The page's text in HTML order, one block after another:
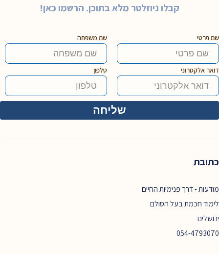
קבלו ניוזלטר מלא בתוכן. הרשמו כאן!
שם פרטי שם משפחה
דואר אלקטרוני טלפון
כתובת
מודעות - דרך פנימיות החיים
לימוד חכמת בעל הסולם
ירושלים
054-4793070